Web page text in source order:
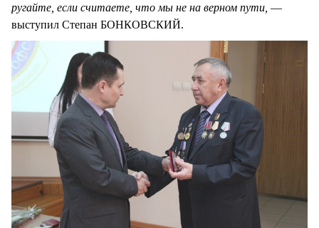
ругайте, если считаете, что мы не на верном пути, —
выступил Степан БОНКОВСКИЙ.